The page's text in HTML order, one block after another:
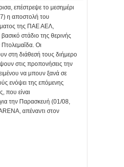
επέστρεψε το μεσημέρι
η αποστολή του
της ΠΑΕ ΑΕΛ,
στάδιο της θερινής
Οι
στη διάθεσή τους διήμερο
στις προπονήσεις την
να μπουν ξανά σε
ενόψει της επόμενης
που είναι
την Παρασκευή (01/08,
απέναντι στον